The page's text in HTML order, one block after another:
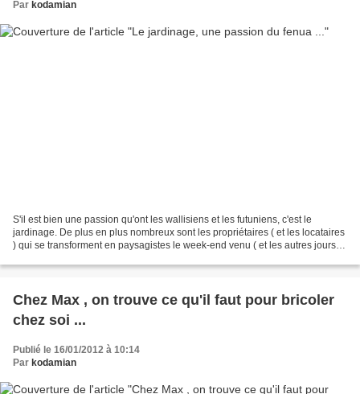
Par kodamian
S'il est bien une passion qu'ont les wallisiens et les futuniens, c'est le
jardinage. De plus en plus nombreux sont les propriétaires ( et les locataires
) qui se transforment en paysagistes le week-end venu ( et les autres jours
Chez Max , on trouve ce qu'il faut pour bricoler
chez soi ...
Publié le 16/01/2012 à 10:14
Par kodamian